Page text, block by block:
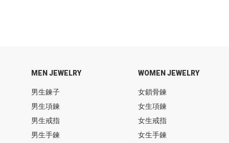
MEN JEWELRY
男生鍊子
男生項鍊
男生戒指
男生手鍊
WOMEN JEWELRY
女鎖骨鍊
女生項鍊
女生戒指
女生手鍊